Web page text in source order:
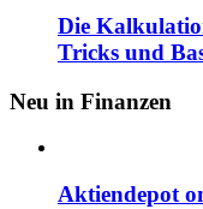
Die
Tricks und
Neu in Finanzen
Aktiendepot